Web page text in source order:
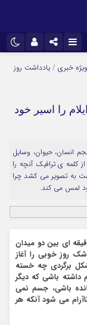
ویژه خبری / یادداشت روز
را اسیر خود
انسان، حیوان، وسایل
کلمه ی ترافیک آنچه را
به تصویر می کشد چرا
لمس می کند.
ای بین دو میدان
روز خوبی را آغاز
برگردی چه خسته
داشته باشی که دیگر
باشی، جسم نمی
می شود آنکه هر